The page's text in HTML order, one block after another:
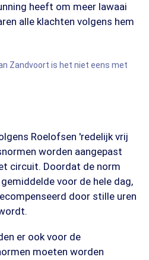
heeft om meer lawaai
alle klachten volgens hem
Zandvoort is het niet eens met
Roelofsen 'redelijk vrij
worden aangepast
circuit. Doordat de norm
voor de hele dag,
door stille uren
er ook voor de
moeten worden